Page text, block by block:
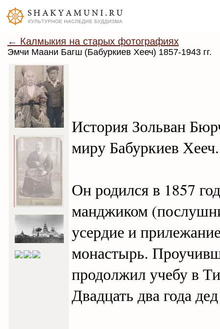
← Калмыкия на старых фотографиях
Эмчи Маани Багш (Бабуркиев Хееч) 1857-1943 гг.
История Зольван
миру Бабуркиев Хееч.
Он родился в 1857
манджиком
усердие и
монастырь.
продолжил учебу в
Двадцать два года